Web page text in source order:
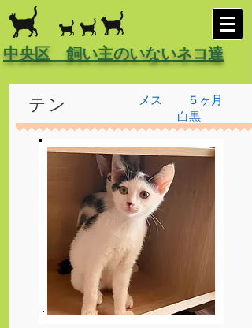
中央区 飼い主のいないネコ達
メス
テン
５ヶ月
白黒